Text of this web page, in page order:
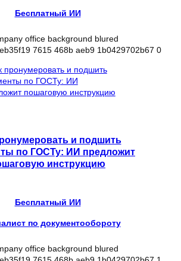
Бесплатный ИИ
и подшить
по ГОСТу: ИИ предложит
инструкцию
Бесплатный ИИ
по документообороту